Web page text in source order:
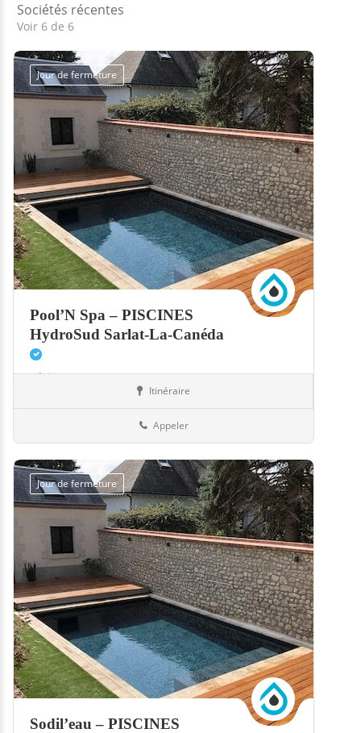
Sociétés récentes
Voir 6 de 6
Jour de fermeture
Pool’N Spa – PISCINES
HydroSud Sarlat-La-Canéda
Périgueux
Itinéraire
Appeler
Jour de fermeture
Sodil’eau – PISCINES